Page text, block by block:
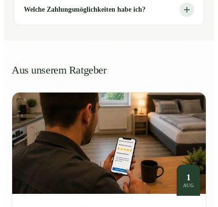
Welche Zahlungsmöglichkeiten habe ich?
Aus unserem Ratgeber
1
AUG